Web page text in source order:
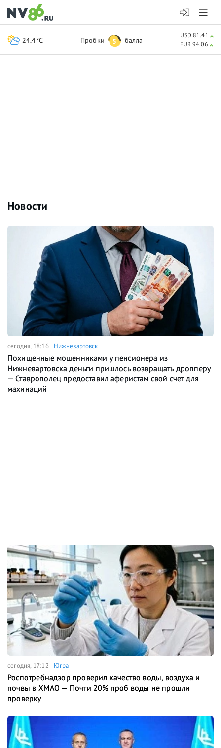
Новости
сегодня, 18:16 Нижневартовск
Похищенные мошенниками у пенсионера из
Нижневартовска деньги пришлось возвращать дропперу
— Ставрополец предоставил аферистам свой счет для
махинаций
сегодня, 17:12 Югра
Роспотребнадзор проверил качество воды, воздуха и
почвы в ХМАО — Почти 20% проб воды не прошли
проверку
24.4°C Пробки 5 балла
USD 81.41
EUR 94.06